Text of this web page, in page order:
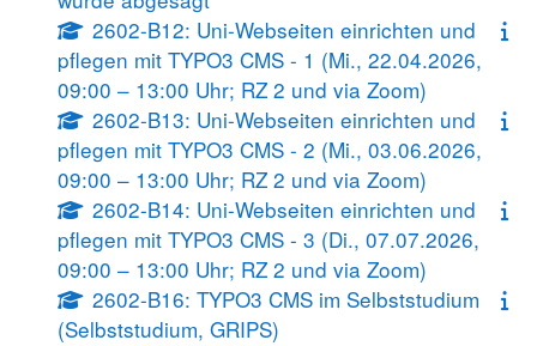
2602-B12: Uni-Webseiten einrichten und
pflegen mit TYPO3 CMS - 1 (Mi., 22.04.2026,
09:00 – 13:00 Uhr; RZ 2 und via Zoom)
2602-B13: Uni-Webseiten einrichten und
pflegen mit TYPO3 CMS - 2 (Mi., 03.06.2026,
09:00 – 13:00 Uhr; RZ 2 und via Zoom)
2602-B14: Uni-Webseiten einrichten und
pflegen mit TYPO3 CMS - 3 (Di., 07.07.2026,
09:00 – 13:00 Uhr; RZ 2 und via Zoom)
2602-B16: TYPO3 CMS im Selbststudium
(Selbststudium, GRIPS)